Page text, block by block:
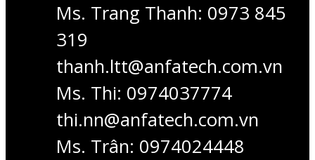
Ms. Trang Thanh: 0973 845
319
thanh.ltt@anfatech.com.vn
Ms. Thi: 0974037774
thi.nn@anfatech.com.vn
Ms. Trân: 0974024448